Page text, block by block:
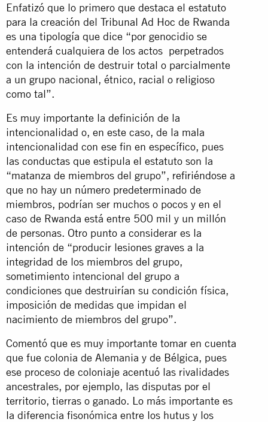
Enfatizó que lo primero que destaca el estatuto
para la creación del Tribunal Ad Hoc de Rwanda
es una tipología que dice “por genocidio se
entenderá cualquiera de los actos perpetrados
con la intención de destruir total o parcialmente
a un grupo nacional, étnico, racial o religioso
como tal”.
Es muy importante la definición de la
intencionalidad o, en este caso, de la mala
intencionalidad con ese fin en específico, pues
las conductas que estipula el estatuto son la
“matanza de miembros del grupo”, refiriéndose a
que no hay un número predeterminado de
miembros, podrían ser muchos o pocos y en el
caso de Rwanda está entre 500 mil y un millón
de personas. Otro punto a considerar es la
intención de “producir lesiones graves a la
integridad de los miembros del grupo,
sometimiento intencional del grupo a
condiciones que destruirían su condición física,
imposición de medidas que impidan el
nacimiento de miembros del grupo”.
Comentó que es muy importante tomar en cuenta
que fue colonia de Alemania y de Bélgica, pues
ese proceso de coloniaje acentuó las rivalidades
ancestrales, por ejemplo, las disputas por el
territorio, tierras o ganado. Lo más importante es
la diferencia fisonómica entre los hutus y los